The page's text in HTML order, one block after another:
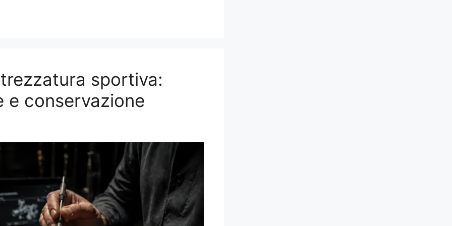
sportiva:
e conservazione